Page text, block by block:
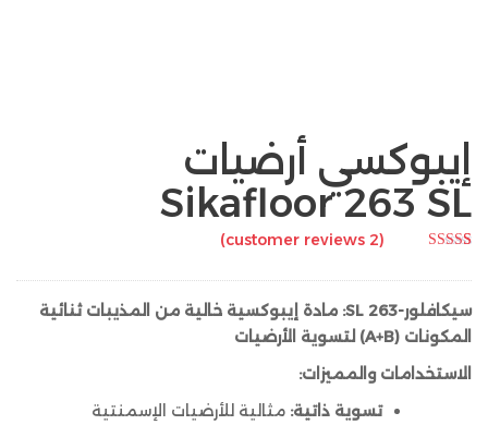
إيبوكسي أرضيات
Sikafloor 263 SL
out of 5
customer
ratings
(
2
سيكافلور-263 SL: مادة إيبوكسية خالية من المذيبات ثنائية
المكونات (A+B) لتسوية الأرضيات
الاستخدامات والمميزات:
تسوية ذاتية: مثالية للأرضيات الإسمنتية